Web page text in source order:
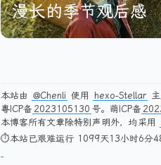
漫长的季节观后感
本站由 @Chenli 使用 hexo-Stellar
粤ICP备 2023105130 号。萌ICP备
本博客所有文章除特别声明外，均采用
⏱本站已艰难运行 1099天13小时6分